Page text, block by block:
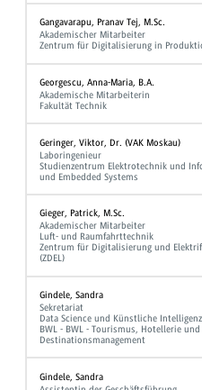
Gangavarapu, Pranav Tej, M.Sc.
Akademischer Mitarbeiter
Zentrum für Digitalisierung in
Georgescu, Anna-Maria, B.A.
Akademische Mitarbeiterin
Fakultät Technik
Geringer, Viktor, Dr. (VAK Moskau)
Laboringenieur
Studienzentrum Elektrotechnik und
und Embedded Systems
Gieger, Patrick, M.Sc.
Akademischer Mitarbeiter
Luft- und Raumfahrttechnik
Zentrum für Digitalisierung und
(ZDEL)
Gindele, Sandra
Sekretariat
Data Science und Künstliche Intelligenz
BWL - BWL - Tourismus, Hotellerie
Destinationsmanagement
Gindele, Sandra